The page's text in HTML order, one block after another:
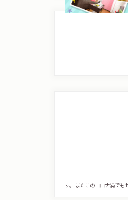
す。 またこのコロナ渦で